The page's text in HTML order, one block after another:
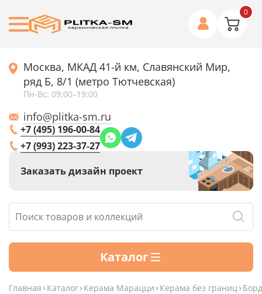
0
Москва, МКАД 41-й км, Славянский Мир,
ряд Б, 8/1 (метро Тютчевская)
Пн-Вс: 09:00–19:00
info@plitka-sm.ru
+7 (495) 196-00-84
+7 (993) 223-37-27
Заказать дизайн проект
Каталог
Главная Каталог Керама Марацци Керама без границ